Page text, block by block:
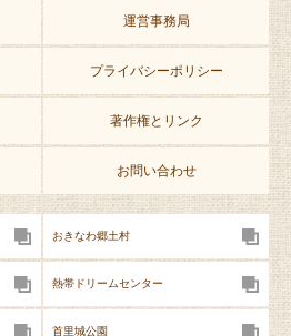
の残りやすい料理
迷惑となる行為全般
運営事務局
プライバシーポリシー
著作権とリンク
お問い合わせ
おきなわ郷土村
熱帯ドリームセンター
首里城公園